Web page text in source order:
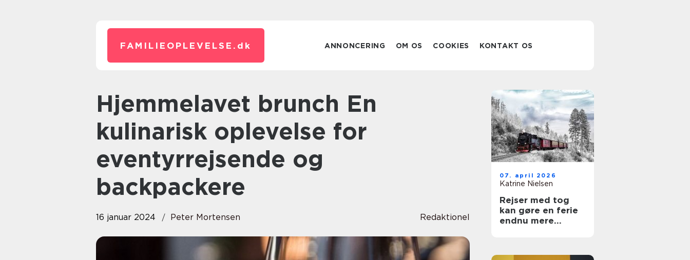
FAMILIEOPLEVELSE. dk ANNONCERING OM OS COOKIES KONTAKT OS
Hjemmelavet brunch En
kulinarisk oplevelse for
eventyrrejsende og
backpackere
16 januar 2024 Peter Mortensen Redaktionel
07. april 2026
Katrine Nielsen
Rejser med tog
kan gøre en ferie
endnu mere